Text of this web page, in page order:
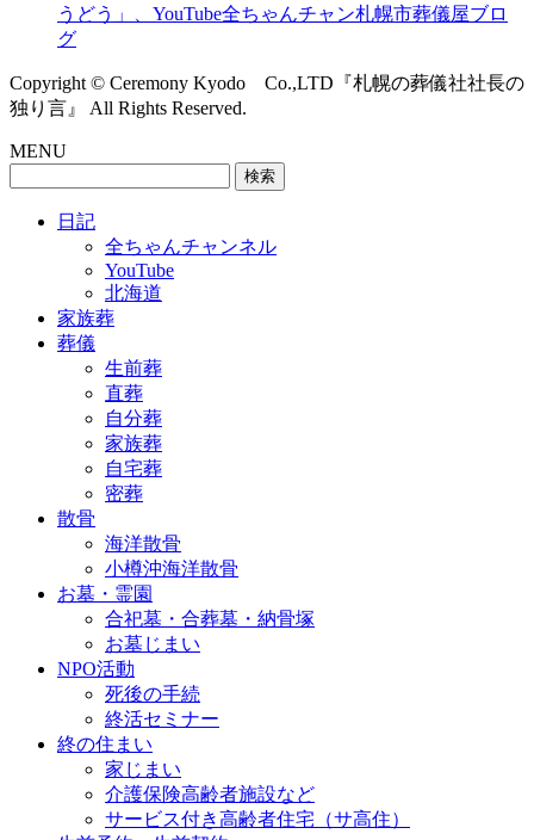
うどう」、YouTube全ちゃんチャン札幌市葬儀屋ブロ
グ
Copyright © Ceremony Kyodo Co.,LTD『札幌の葬儀社社長の
独り言』 All Rights Reserved.
MENU
日記
全ちゃんチャンネル
YouTube
北海道
家族葬
葬儀
生前葬
直葬
自分葬
家族葬
自宅葬
密葬
散骨
海洋散骨
小樽沖海洋散骨
お墓・霊園
合祀墓・合葬墓・納骨塚
お墓じまい
NPO活動
死後の手続
終活セミナー
終の住まい
家じまい
介護保険高齢者施設など
サービス付き高齢者住宅（サ高住）